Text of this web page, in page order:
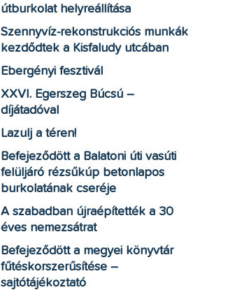
útburkolat helyreállítása
Szennyvíz-rekonstrukciós munkák
kezdődtek a Kisfaludy utcában
Ebergényi fesztivál
XXVI. Egerszeg Búcsú –
díjátadóval
Lazulj a téren!
Befejeződött a Balatoni úti vasúti
felüljáró rézsűkúp betonlapos
burkolatának cseréje
A szabadban újraépítették a 30
éves nemezsátrat
Befejeződött a megyei könyvtár
fűtéskorszerűsítése –
sajtótájékoztató